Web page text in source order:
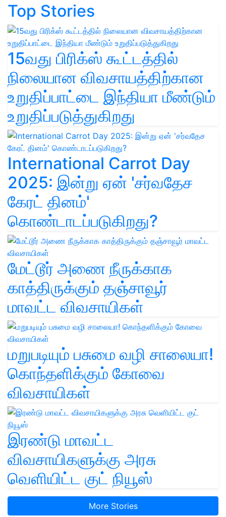
Top Stories
15வது பிரிக்ஸ் கூட்டத்தில்
நிலையான விவசாயத்திற்கான
உறுதிப்பாட்டை இந்தியா மீண்டும்
உறுதிப்படுத்துகிறது
International Carrot Day
2025: இன்று ஏன் 'சர்வதேச
கேரட் தினம்'
கொண்டாடப்படுகிறது?
மேட்டூர் அணை நீருக்காக
காத்திருக்கும் தஞ்சாவூர்
மாவட்ட விவசாயிகள்
மறுபடியும் பசுமை வழி சாலையா!
கொந்தளிக்கும் கோவை
விவசாயிகள்
இரண்டு மாவட்ட
விவசாயிகளுக்கு அரசு
வெளியிட்ட குட் நியூஸ்
More Stories